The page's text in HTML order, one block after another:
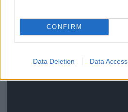
CONFIRM
Data Deletion Data Access